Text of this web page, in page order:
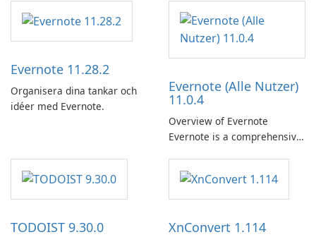
Evernote 11.28.2
Organisera dina tankar och
idéer med Evernote.
Evernote (Alle Nutzer)
11.0.4
Overview of Evernote
Evernote is a comprehensive
software designed to help
users capture, organize, and
access information across
TODOIST 9.30.0 XnConvert 1.114